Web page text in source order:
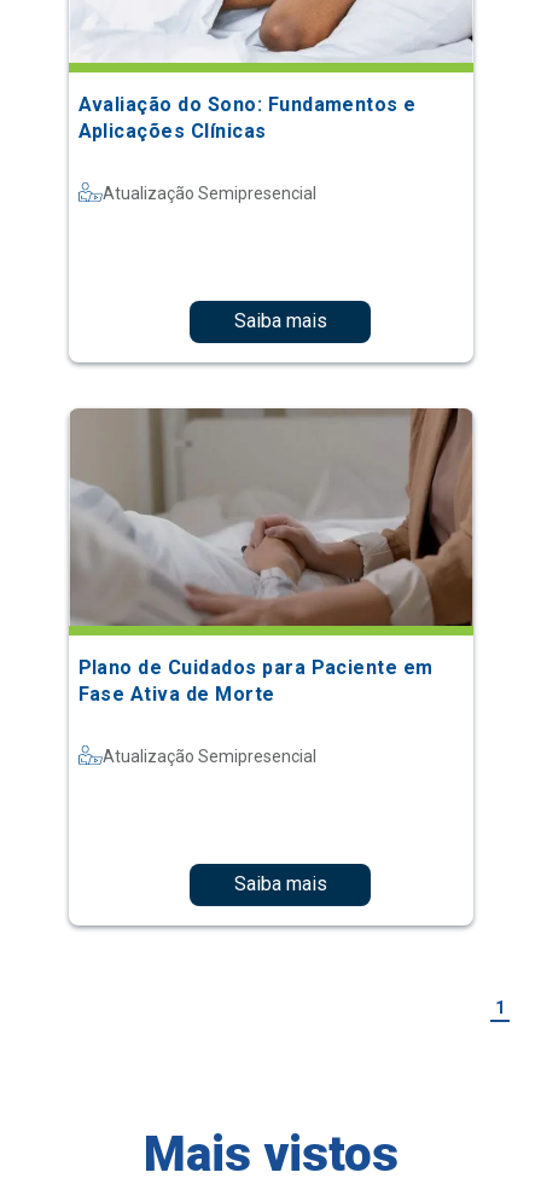
Avaliação do Sono: Fundamentos e
Aplicações Clínicas
Atualização Semipresencial
Saiba mais
Plano de Cuidados para Paciente em
Fase Ativa de Morte
Atualização Semipresencial
Saiba mais
1
Mais vistos